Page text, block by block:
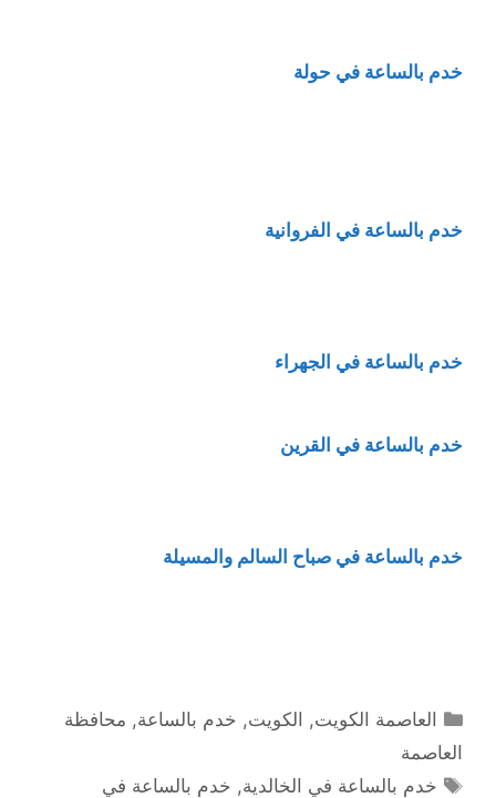
خدم بالساعة في حولة
خدم بالساعة في الفروانية
خدم بالساعة في الجهراء
خدم بالساعة في القرين
خدم بالساعة في صباح السالم والمسيلة
التصنيفات
العاصمة الكويت, الكويت, خدم بالساعة, محافظة
العاصمة
الوسوم
خدم بالساعة في الخالدية, خدم بالساعة في